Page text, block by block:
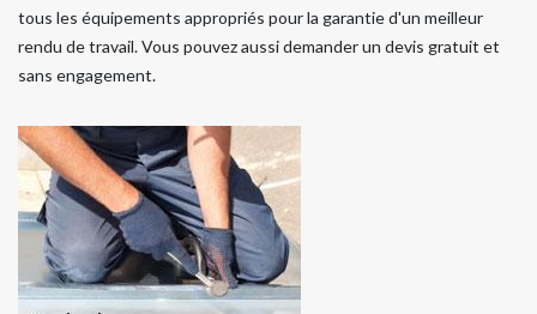
tous les équipements appropriés pour la garantie d'un meilleur
rendu de travail. Vous pouvez aussi demander un devis gratuit et
sans engagement.